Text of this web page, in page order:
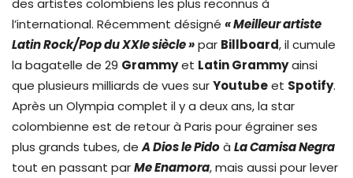
des artistes colombiens les plus reconnus à
l’international. Récemment désigné « Meilleur artiste
Latin Rock/Pop du XXIe siècle »par Billboard, il cumule
la bagatelle de 29 Grammyet Latin Grammyainsi
que plusieurs milliards de vues surYoutubeet Spotify.
Après un Olympia complet il y a deux ans, la star
colombienne est de retour à Paris pour égrainer ses
plus grands tubes, deA Dios le Pidoà La Camisa Negra
tout en passant parMe Enamora, mais aussi pour lever